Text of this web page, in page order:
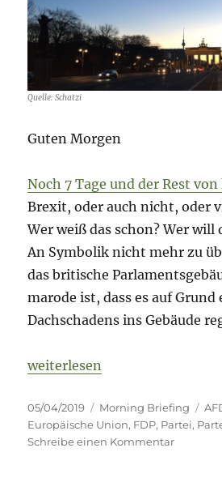
Quelle: Schatzi
Guten Morgen
Noch 7 Tage und der Rest von
Brexit, oder auch nicht, oder
Wer weiß das schon? Wer will
An Symbolik nicht mehr zu
das britische
marode ist, dass es auf Grund
Dachschadens ins Gebäude
„Morning Briefing 5. April
weiterlesen
Veröffentlicht
am
05/04/2019 Kategorien
Morning Briefing
Europäische Union, FDP, Partei,
Schreibe einen Kommentarzu